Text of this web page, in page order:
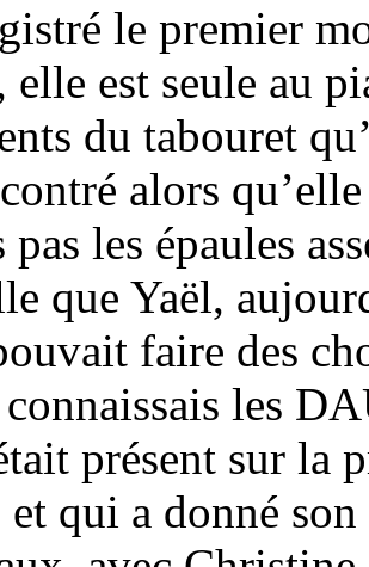
le premier
elle est seule au
du tabouret
alors
pas les épaules
que Yaël,
faire des
connaissais les
présent sur la
qui a donné